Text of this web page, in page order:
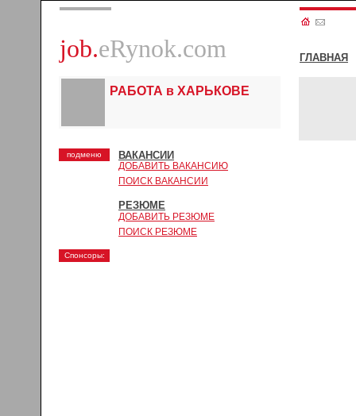
job.eRynok.com ГЛАВНАЯ
РАБОТА в ХАРЬКОВЕ
подменю ВАКАНСИИ
ДОБАВИТЬ ВАКАНСИЮ
ПОИСК ВАКАНСИИ
РЕЗЮМЕ
ДОБАВИТЬ РЕЗЮМЕ
ПОИСК РЕЗЮМЕ
Спонсоры: